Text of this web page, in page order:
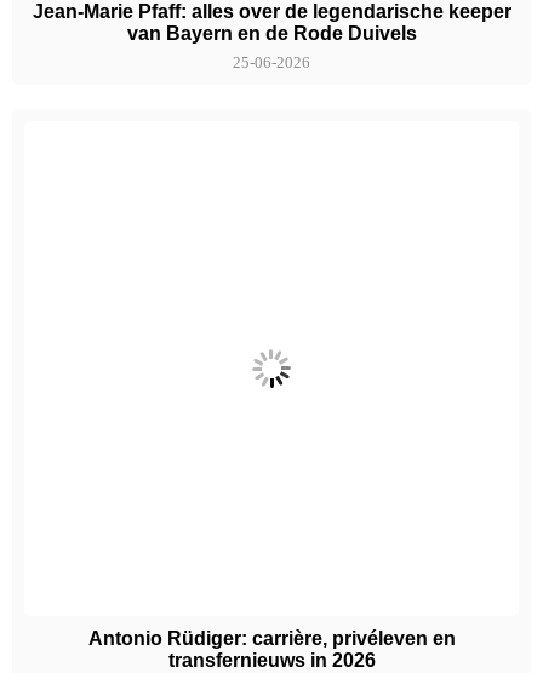
Jean-Marie Pfaff: alles over de legendarische keeper
van Bayern en de Rode Duivels
25-06-2026
Antonio Rüdiger: carrière, privéleven en
transfernieuws in 2026